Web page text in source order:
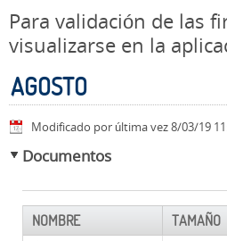
Para validación de las
visualizarse en la
AGOSTO
Modificado por última vez 8/03/19
Documentos
NOMBRE TAMAÑO